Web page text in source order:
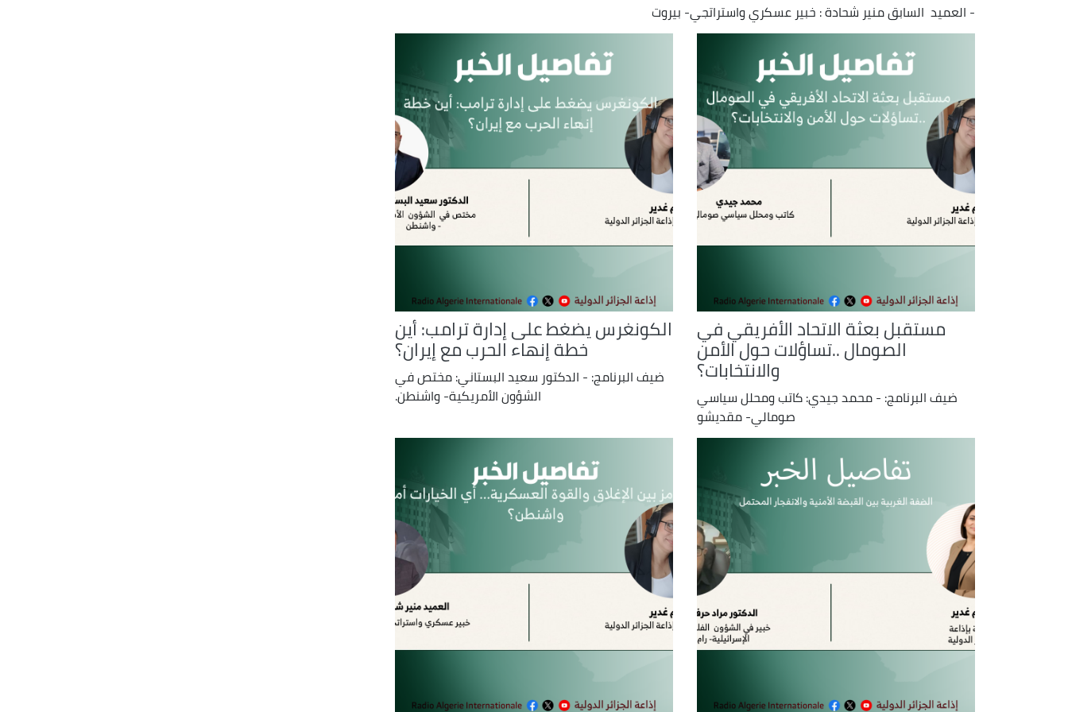
decrease
- العميد السابق منير شحادة : خبير عسكري واستراتجي- بيروت
مستقبل بعثة الاتحاد الأفريقي في
الصومال ..تساؤلات حول الأمن
والانتخابات؟
ضيف البرنامج: - محمد جيدي: كاتب ومحلل سياسي
صومالي- مقديشو
الكونغرس يضغط على إدارة ترامب: أين
خطة إنهاء الحرب مع إيران؟
ضيف البرنامج: - الدكتور سعيد البستاني: مختص في
الشؤون الأمريكية- واشنطن.